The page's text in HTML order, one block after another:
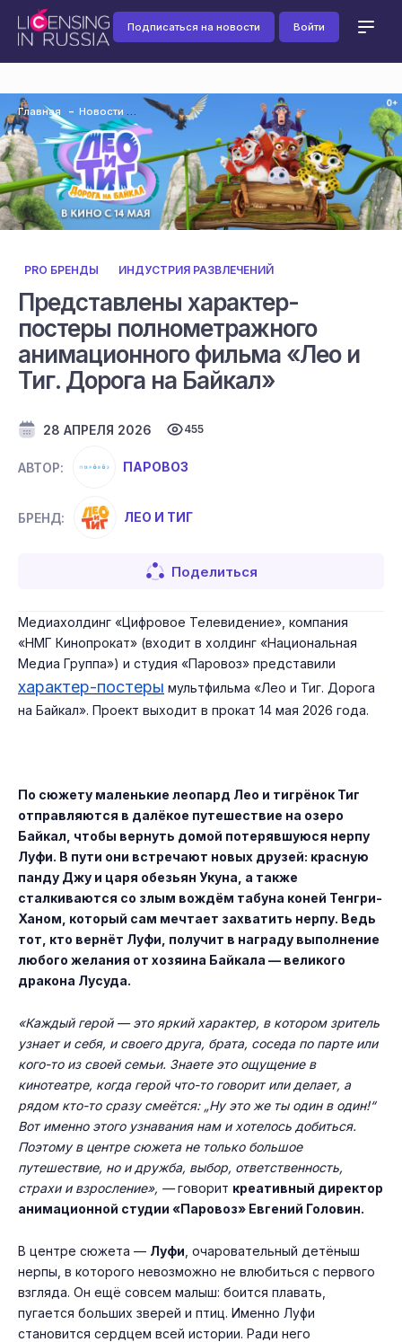
Подписаться на новости Войти
Главная Новости
PRO БРЕНДЫ ИНДУСТРИЯ РАЗВЛЕЧЕНИЙ
Представлены характер-
постеры полнометражного
анимационного фильма «Лео и
Тиг. Дорога на Байкал»
28 АПРЕЛЯ 2026 455
АВТОР: ПАРОВОЗ
БРЕНД: ЛЕО И ТИГ
Поделиться
Медиахолдинг «Цифровое Телевидение», компания
«НМГ Кинопрокат» (входит в холдинг «Национальная
Медиа Группа») и студия «Паровоз» представили
характер-постеры мультфильма «Лео и Тиг. Дорога
на Байкал». Проект выходит в прокат 14 мая 2026 года.
По сюжету маленькие леопард Лео и тигрёнок Тиг
отправляются в далёкое путешествие на озеро
Байкал, чтобы вернуть домой потерявшуюся нерпу
Луфи. В пути они встречают новых друзей: красную
панду Джу и царя обезьян Укуна, а также
сталкиваются со злым вождём табуна коней Тенгри-
Ханом, который сам мечтает захватить нерпу. Ведь
тот, кто вернёт Луфи, получит в награду выполнение
любого желания от хозяина Байкала — великого
дракона Лусуда.
«Каждый герой — это яркий характер, в котором зритель
узнает и себя, и своего друга, брата, соседа по парте или
кого-то из своей семьи. Знаете это ощущение в
кинотеатре, когда герой что-то говорит или делает, а
рядом кто-то сразу смеётся: „Ну это же ты один в один!“
Вот именно этого узнавания нам и хотелось добиться.
Поэтому в центре сюжета не только большое
путешествие, но и дружба, выбор, ответственность,
страхи и взросление», —говорит креативный директор
анимационной студии «Паровоз» Евгений Головин.
В центре сюжета — Луфи , очаровательный детёныш
нерпы, в которого невозможно не влюбиться с первого
взгляда. Он ещё совсем малыш: боится плавать,
пугается больших зверей и птиц. Именно Луфи
становится сердцем всей истории. Ради него